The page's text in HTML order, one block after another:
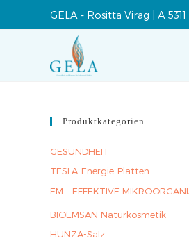
GELA - Rositta Virag | A
Produktkategorien
GESUNDHEIT
TESLA-Energie-Platten
EM – EFFEKTIVE
BIOEMSAN Naturkosmetik
HUNZA-Salz